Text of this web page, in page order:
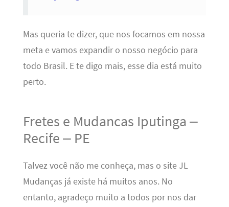
Mas queria te dizer, que nos focamos em nossa
meta e vamos expandir o nosso negócio para
todo Brasil. E te digo mais, esse dia está muito
perto.
Fretes e Mudancas Iputinga –
Recife – PE
Talvez você não me conheça, mas o site JL
Mudanças já existe há muitos anos. No
entanto, agradeço muito a todos por nos dar